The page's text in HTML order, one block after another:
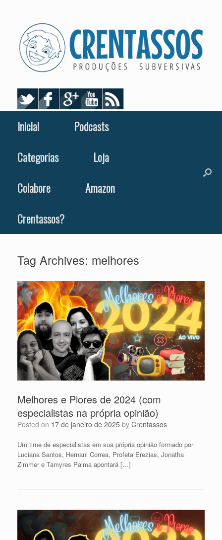
Inicial
Podcasts
Categorias
Loja
Colabore
Amazon
Crentassos?
Tag Archives: melhores
Melhores e Piores de 2024 (com
especialistas na própria opinião)
Posted on 17 de janeiro de 2025 by Crentassos
Um time de especialistas em sua própria opinião formado por
Luciana Santos, Hernani Correa, Profeta Erezias, Jonatha
Zimmer e Tamyres Palma apontará […]